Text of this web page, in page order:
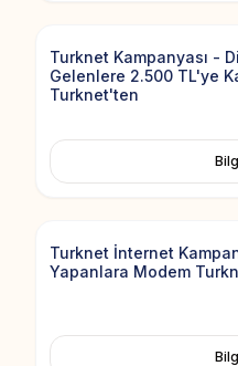
Turknet Kampanyası -
Gelenlere 2.500 TL'ye
Turknet'ten
Turknet İnternet
Yapanlara Modem